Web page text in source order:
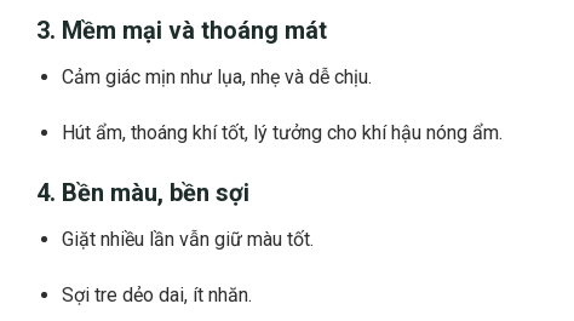
3. Mềm mại và thoáng mát
Cảm giác mịn như lụa, nhẹ và dễ chịu.
Hút ẩm, thoáng khí tốt, lý tưởng cho khí hậu nóng ẩm.
4. Bền màu, bền sợi
Giặt nhiều lần vẫn giữ màu tốt.
Sợi tre dẻo dai, ít nhăn.